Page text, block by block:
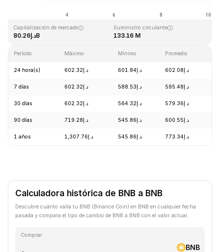
Capitalización de mercado
د.إ80.26B
Suministro circulante
133.16 M
Período Máximo Mínimo Promedio
24 hora(s) د.إ602.32 د.إ601.84 د.إ602.08
7 días د.إ602.32 د.إ588.53 د.إ595.48
30 días د.إ602.32 د.إ564.32 د.إ579.36
90 días د.إ719.28 د.إ545.86 د.إ600.55
1 años د.إ1,307.76 د.إ545.86 د.إ773.34
Calculadora histórica de BNB a BNB
Descubre cuánto valía tu BNB (Binance Coin) en BNB en cualquier fecha
pasada y compara el tipo de cambio de BNB a BNB con el valor actual.
Comprar
BNB